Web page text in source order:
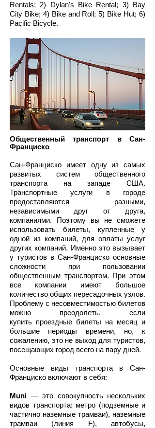
Rentals; 2) Dylan's Bike Rental; 3) Bay
City Bike; 4) Bike and Roll; 5) Bike Hut; 6)
Pacific Bicycle.
Общественный транспорт в Сан-
Франциско
Сан-Франциско имеет одну из самых
развитых систем общественного
транспорта на западе США.
Транспортные услуги в городе
предоставляются разными,
независимыми друг от друга,
компаниями. Поэтому вы не сможете
использовать билеты, купленные у
одной из компаний, для оплаты услуг
других компаний. Именно это вызывает
у туристов в Сан-Франциско основные
сложности при пользовании
общественным транспортом. При этом
все компании имеют большое
количество общих пересадочных узлов.
Проблему с несовместимостью билетов
можно преодолеть, если
купить проездные билеты на месяц и
большие периоды времени, но, к
сожалению, это не выход для туристов,
посещающих город всего на пару дней.
Основные виды транспорта в Сан-
Франциско включают в себя:
Muni — это совокупность нескольких
видов транспорта: метро (подземные и
частично наземные трамваи), наземные
трамваи (линия F), автобусы,